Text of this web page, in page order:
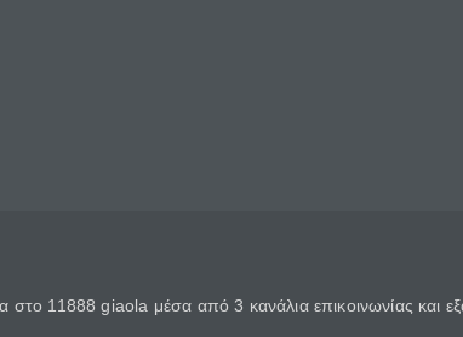
στο 11888 giaola μέσα από 3 κανάλια επικοινωνίας και